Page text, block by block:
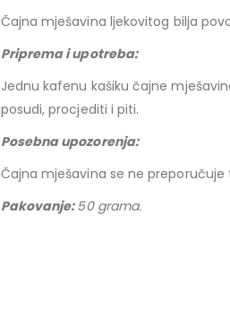
Čajna mješavina ljekovitog bilja
Priprema i upotreba:
Jednu kafenu kašiku čajne
posudi, procjediti i piti.
Posebna
Čajna mješavina se ne
Pakovanje:50 grama.